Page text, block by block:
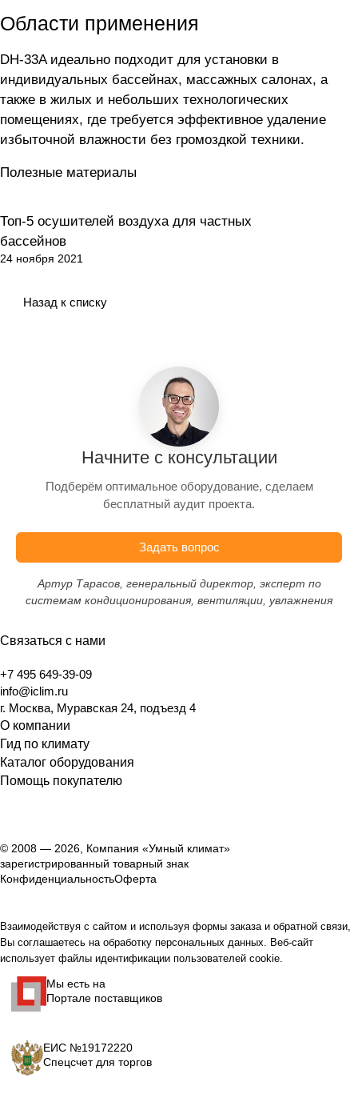
Области применения
DH-33A идеально подходит для установки в
индивидуальных бассейнах, массажных салонах, а
также в жилых и небольших технологических
помещениях, где требуется эффективное удаление
избыточной влажности без громоздкой техники.
Полезные материалы
Рейтинги и подборки
Топ-5 осушителей воздуха для частных
бассейнов
24 ноября 2021
Назад к списку
Начните с консультации
Подберём оптимальное оборудование, сделаем
бесплатный аудит проекта.
Задать вопрос
Артур Тарасов, генеральный директор, эксперт по
системам кондиционирования, вентиляции, увлажнения
Связаться с нами
+7 495 649-39-09
info@iclim.ru
г. Москва, Муравская 24, подъезд 4
О компании
Гид по климату
Каталог оборудования
Помощь покупателю
© 2008 — 2026, Компания «Умный климат»
зарегистрированный товарный знак
КонфиденциальностьОферта
Взаимодействуя с сайтом и используя формы заказа и обратной связи,
Вы соглашаетесь на обработку персональных данных. Веб-сайт
использует файлы идентификации пользователей cookie.
Мы есть на
Портале поставщиков
ЕИС №19172220
Спецсчет для торгов